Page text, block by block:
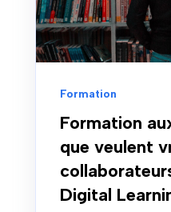
Formation
Formation
que veulent
Digital